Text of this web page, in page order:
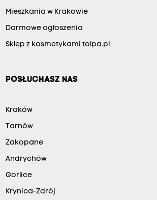
Mieszkania w Krakowie
Darmowe ogłoszenia
Sklep z kosmetykami tolpa.pl
POSŁUCHASZ NAS
Kraków
Tarnów
Zakopane
Andrychów
Gorlice
Krynica-Zdrój